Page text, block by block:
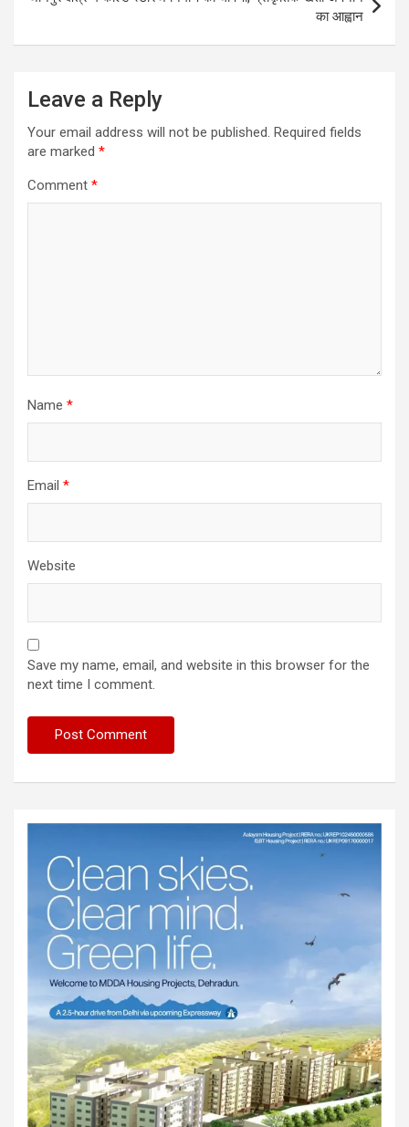
का आह्वान
Leave a Reply
Your email address will not be published. Required fields
are marked *
Comment *
Name *
Email *
Website
Save my name, email, and website in this browser for the
next time I comment.